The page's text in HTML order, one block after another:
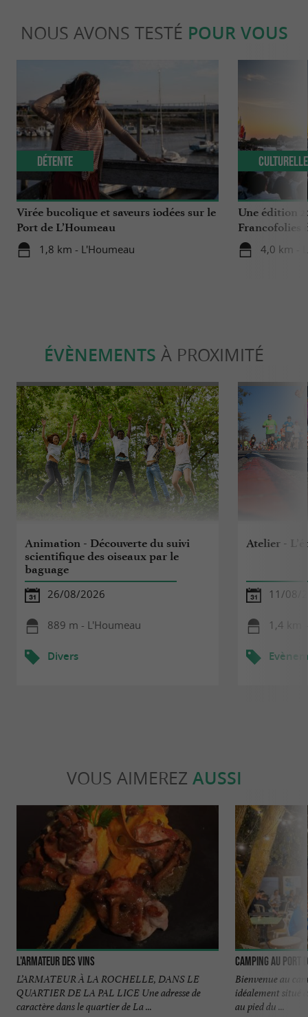
NOUS AVONS TESTÉ POUR VOUS
Virée bucolique et saveurs iodées sur le
Port de L’Houmeau
1,8 km - L'Houmeau
Détente
Une édition
Francofolies
4,0 km -
Culturelle
ÉVÈNEMENTS À PROXIMITÉ
Animation - Découverte du suivi
scientifique des oiseaux par le
baguage
26/08/2026
889 m - L'Houmeau
Divers
Atelier -
11/08/
1,4 km
VOUS AIMEREZ AUSSI
L'Armateur des Vins
L’ARMATEUR À LA ROCHELLE, DANS LE
QUARTIER DE LA PAL LICE Une adresse de
caractère dans le quartier de La ...
Camping Au Port
Bienvenue au
idéalement situé
au pied du ...